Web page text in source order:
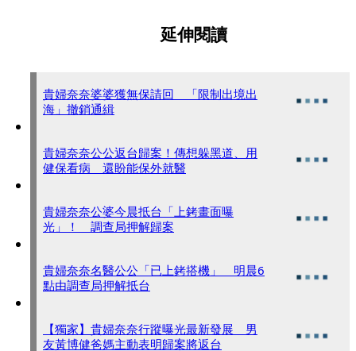
延伸閱讀
貴婦奈奈婆婆獲無保請回 「限制出境出
海」撤銷通緝
貴婦奈奈公公返台歸案！傳想躲黑道、用
健保看病 還盼能保外就醫
貴婦奈奈公婆今晨抵台「上銬畫面曝
光」！ 調查局押解歸案
貴婦奈奈名醫公公「已上銬搭機」 明晨6
點由調查局押解抵台
【獨家】貴婦奈奈行蹤曝光最新發展 男
友黃博健爸媽主動表明歸案將返台